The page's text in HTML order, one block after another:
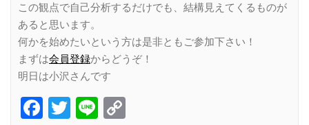
この観点で自己分析するだけでも、結構見えてくるものが
あると思います。
何かを始めたいという方は是非ともご参加下さい！
まずは会員登録からどうぞ！
明日は小沢さんです
Facebook
Twitter
Line